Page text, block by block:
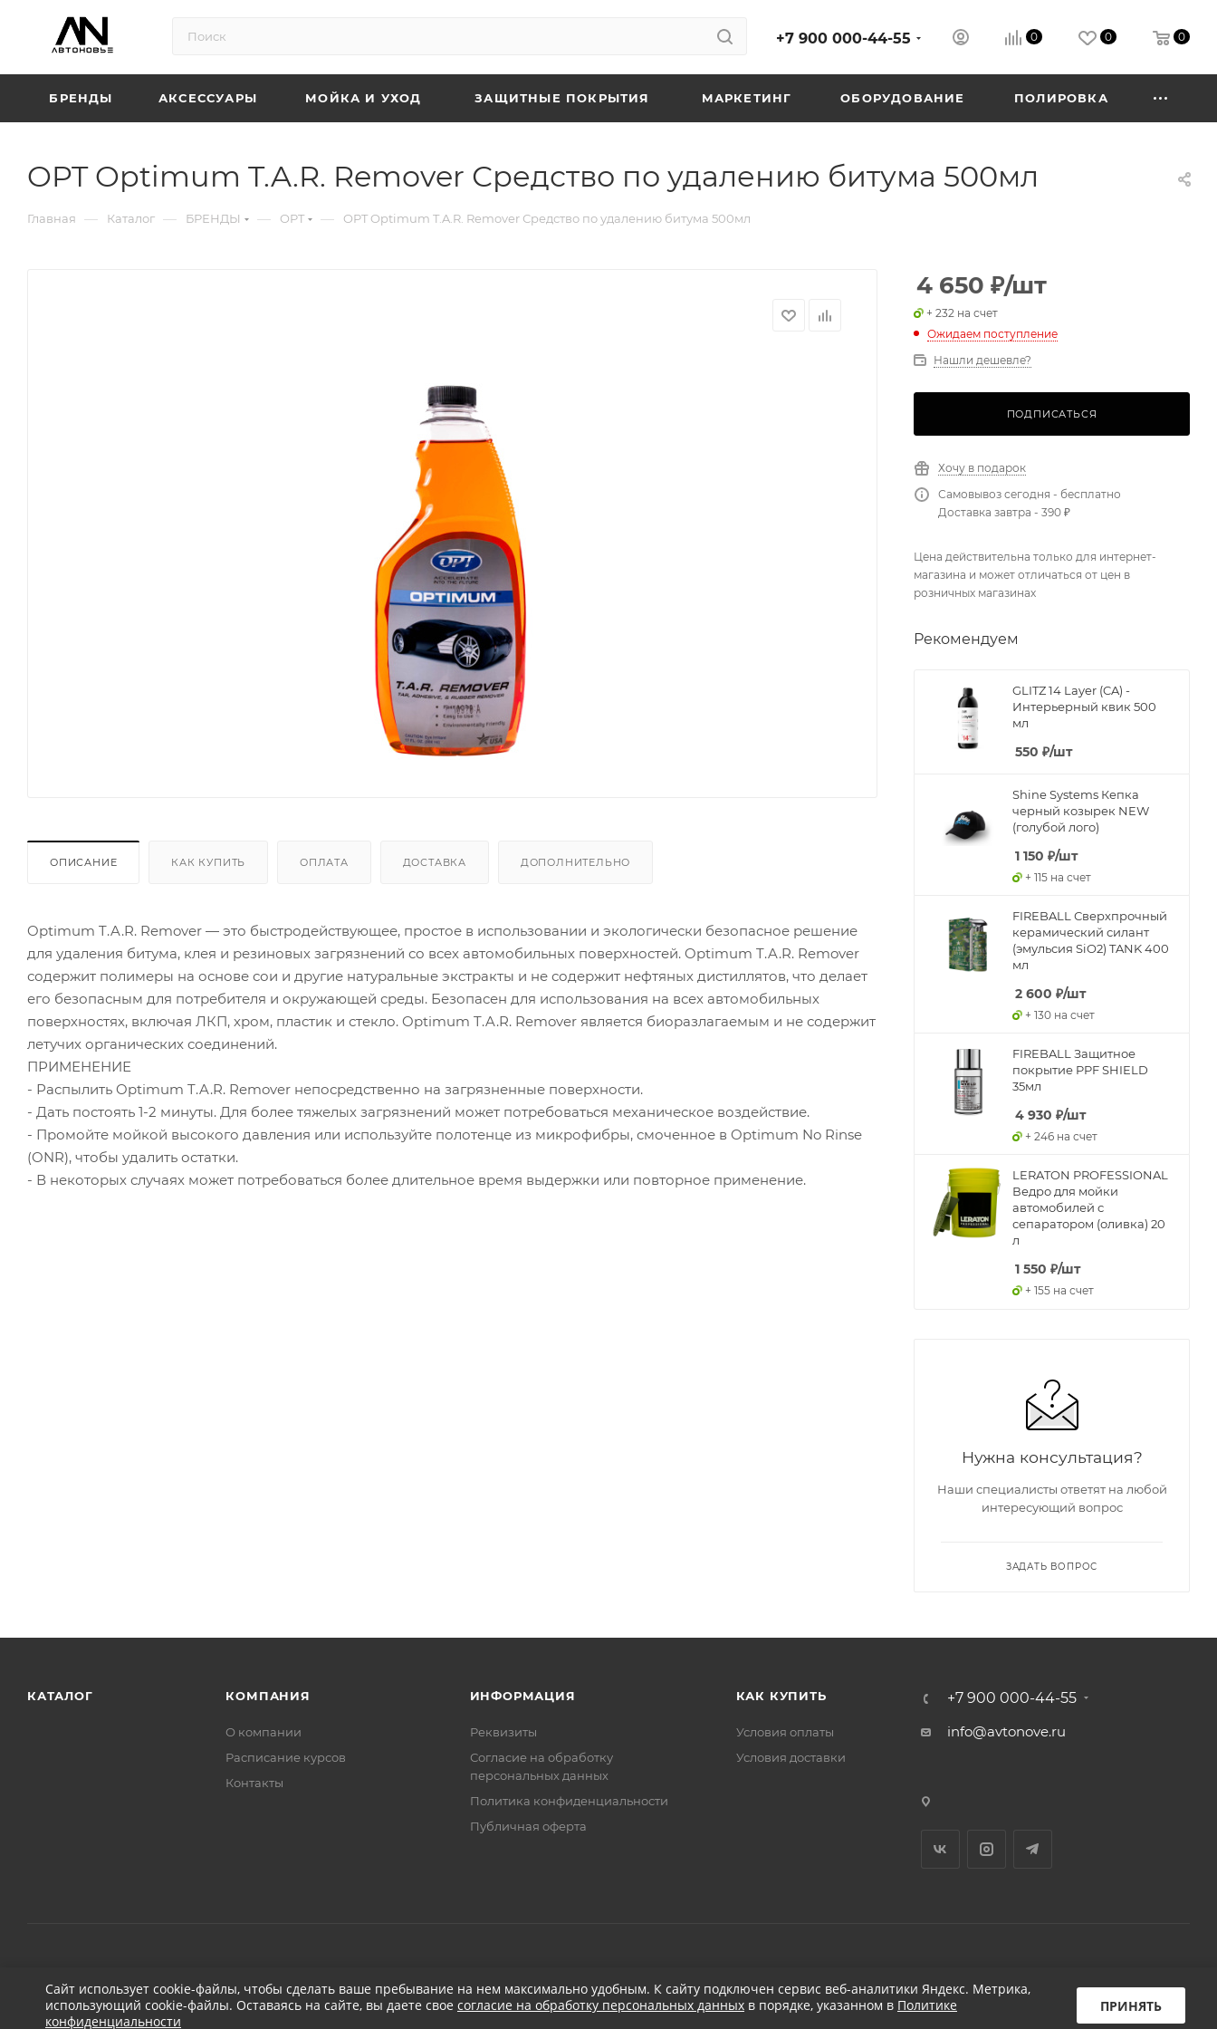
+7 900 000-44-55 0 0 0
БРЕНДЫ АКСЕССУАРЫ МОЙКА И УХОД ЗАЩИТНЫЕ ПОКРЫТИЯ МАРКЕТИНГ ОБОРУДОВАНИЕ ПОЛИРОВКА
OPT Optimum T.A.R. Remover Средство по удалению битума 500мл
Главная — Каталог — БРЕНДЫ — OPT — OPT Optimum T.A.R. Remover Средство по удалению битума 500мл
ОПИСАНИЕ КАК КУПИТЬ ОПЛАТА ДОСТАВКА ДОПОЛНИТЕЛЬНО
Optimum T.A.R. Remover — это быстродействующее, простое в использовании и экологически безопасное решение
для удаления битума, клея и резиновых загрязнений со всех автомобильных поверхностей. Optimum T.A.R. Remover
содержит полимеры на основе сои и другие натуральные экстракты и не содержит нефтяных дистиллятов, что делает
его безопасным для потребителя и окружающей среды. Безопасен для использования на всех автомобильных
поверхностях, включая ЛКП, хром, пластик и стекло. Optimum T.A.R. Remover является биоразлагаемым и не содержит
летучих органических соединений.
ПРИМЕНЕНИЕ
- Распылить Optimum T.A.R. Remover непосредственно на загрязненные поверхности.
- Дать постоять 1-2 минуты. Для более тяжелых загрязнений может потребоваться механическое воздействие.
- Промойте мойкой высокого давления или используйте полотенце из микрофибры, смоченное в Optimum No Rinse
(ONR), чтобы удалить остатки.
- В некоторых случаях может потребоваться более длительное время выдержки или повторное применение.
4 650 ₽/шт
+ 232 на счет
Ожидаем поступление
Нашли дешевле?
ПОДПИСАТЬСЯ
Хочу в подарок
Самовывоз сегодня - бесплатно
Доставка завтра - 390 ₽
Цена действительна только для интернет-
магазина и может отличаться от цен в
розничных магазинах
Рекомендуем
GLITZ 14 Layer (CA) -
Интерьерный квик 500
мл
550 ₽/шт
Shine Systems Кепка
черный козырек NEW
(голубой лого)
1 150 ₽/шт
+ 115 на счет
FIREBALL Сверхпрочный
керамический силант
(эмульсия SiO2) TANK 400
мл
2 600 ₽/шт
+ 130 на счет
FIREBALL Защитное
покрытие PPF SHIELD
35мл
4 930 ₽/шт
+ 246 на счет
LERATON PROFESSIONAL
Ведро для мойки
автомобилей с
сепаратором (оливка) 20
л
1 550 ₽/шт
+ 155 на счет
Нужна консультация?
Наши специалисты ответят на любой
интересующий вопрос
ЗАДАТЬ ВОПРОС
КАТАЛОГ КОМПАНИЯ
О компании
Расписание курсов
Контакты
ИНФОРМАЦИЯ
Реквизиты
Соглаcие на обработку
персональных данных
Политика конфиденциальности
Публичная оферта
КАК КУПИТЬ
Условия оплаты
Условия доставки
+7 900 000-44-55
info@avtonove.ru
2026 © ДЕТЕЙЛИНГ-МАРКЕТ АВТОНОВЬЕ Разработано в KAPUSTA LAB
Сайт использует cookie-файлы, чтобы сделать ваше пребывание на нем максимально удобным. К cайту подключен сервис веб-аналитики Яндекс. Метрика,
использующий cookie-файлы. Оставаясь на сайте, вы даете свое согласие на обработку персональных данных в порядке, указанном в Политике
конфиденциальности
ПРИНЯТЬ